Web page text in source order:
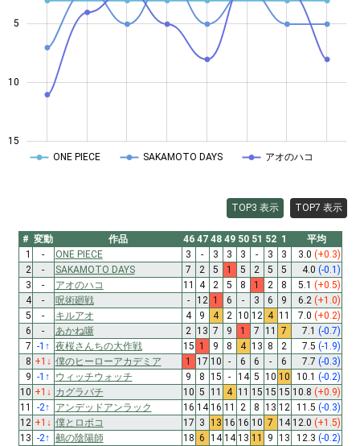
15
10
5
ONE PIECE SAKAMOTO DAYS アオのハコ
TOP3 表示 TOP7 表示
# 変動 作品 46 47 48 49 50 51 52 1
平均
1
- ONE PIECE 3 - 3 3 3 - 3 3 3.0 (+0.3)
2
- SAKAMOTO DAYS 7 2 5 1 5 2 5 5 4.0 (-0.1)
3
- アオのハコ 11 4 2 5 8 1 2 8 5.1 (+0.5)
4
- 呪術廻戦 - 12 1 6 - 3 6 9 6.2 (+1.0)
5
- キルアオ 4 9 4 2 10 12 4 11 7.0 (+0.2)
6
- あかね噺 2 13 7 9 1 7 11 7 7.1 (-0.7)
7 -1 ↑ 夜桜さんちの大作戦 15 1 9 8 4 13 8 2 7.5 (-1.9)
8 +1 ↓ 僕のヒーローアカデミア 1 17 10 - 6 6 - 6 7.7 (-0.3)
9 -1 ↑ ウィッチウォッチ 9 8 15 - 14 5 10 10 10.1 (-0.2)
10 +1 ↓ カグラバチ 10 5 11 4 11 15 15 15 10.8 (+0.9)
11
-2↑ アンデッドアンラック 16 14 16 11 2 8 13 12 11.5 (-0.3)
12 +1 ↓ 僕とロボコ 17 3 13 16 16 10 7 14 12.0 (+1.5)
13 -2↑ 鵺の陰陽師 18 6 14 14 13 11 9 13 12.3 (-0.2)